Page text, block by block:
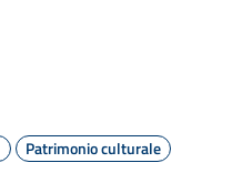
Patrimonio culturale